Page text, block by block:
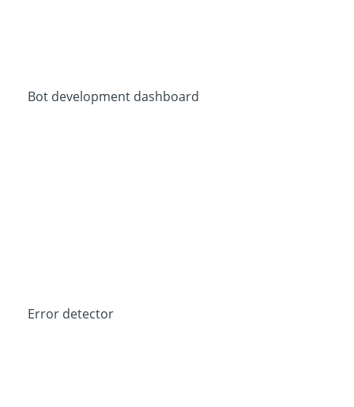
Bot development dashboard
Error detector